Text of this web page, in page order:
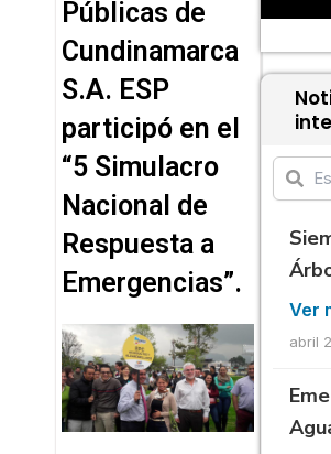
Públicas de
Cundinamarca
S.A. ESP
participó en el
“5 Simulacro
Nacional de
Respuesta a
Emergencias”.
Ver
abril